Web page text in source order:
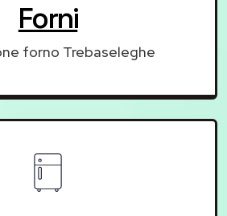
Forni
forno Trebaseleghe